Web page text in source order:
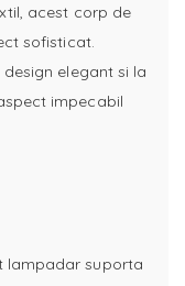
acest corp de
sofisticat.
elegant si la
impecabil
lampadar suporta